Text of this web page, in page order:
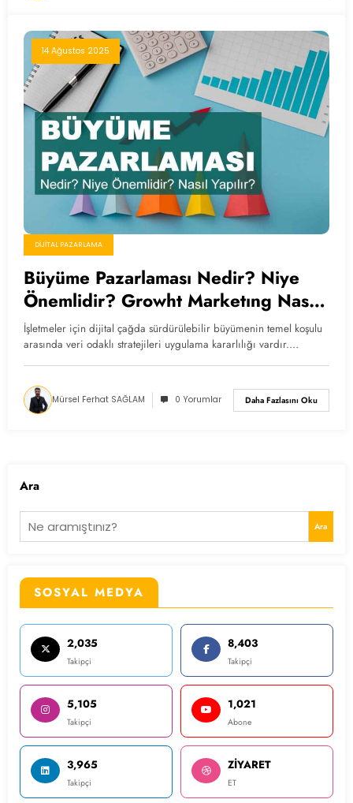
14 Ağustos 2025
DIJITAL PAZARLAMA
Büyüme Pazarlaması Nedir? Niye
Önemlidir? Growht Marketıng Nasıl
Yapılır?
İşletmeler için dijital çağda sürdürülebilir büyümenin temel koşulu
arasında veri odaklı stratejileri uygulama kararlılığı vardır.…
Mürsel Ferhat SAĞLAM 0 Yorumlar Daha Fazlasını Oku
Ara
Ara
SOSYAL MEDYA
2,035
Takipçi
8,403
Takipçi
5,105
Takipçi
1,021
Abone
3,965
Takipçi
ZİYARET
ET